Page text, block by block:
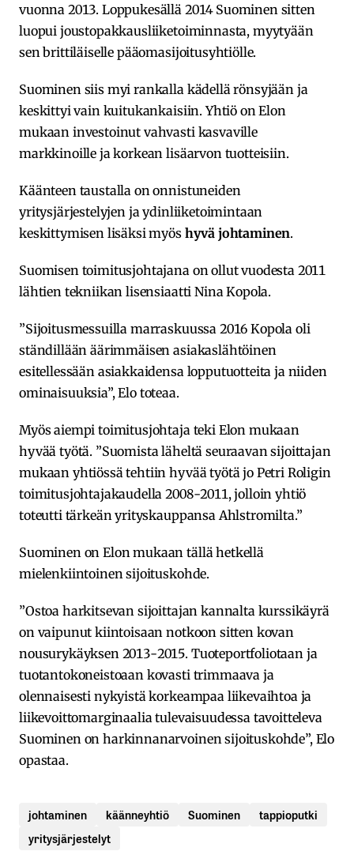
vuonna 2013. Loppukesällä 2014 Suominen sitten
luopui joustopakkausliiketoiminnasta, myytyään
sen brittiläiselle pääomasijoitusyhtiölle.
Suominen siis myi rankalla kädellä rönsyjään ja
keskittyi vain kuitukankaisiin. Yhtiö on Elon
mukaan investoinut vahvasti kasvaville
markkinoille ja korkean lisäarvon tuotteisiin.
Käänteen taustalla on onnistuneiden
yritysjärjestelyjen ja ydinliiketoimintaan
keskittymisen lisäksi myös hyvä johtaminen.
Suomisen toimitusjohtajana on ollut vuodesta 2011
lähtien tekniikan lisensiaatti Nina Kopola.
”Sijoitusmessuilla marraskuussa 2016 Kopola oli
ständillään äärimmäisen asiakaslähtöinen
esitellessään asiakkaidensa lopputuotteita ja niiden
ominaisuuksia”, Elo toteaa.
Myös aiempi toimitusjohtaja teki Elon mukaan
hyvää työtä. ”Suomista läheltä seuraavan sijoittajan
mukaan yhtiössä tehtiin hyvää työtä jo Petri Roligin
toimitusjohtajakaudella 2008-2011, jolloin yhtiö
toteutti tärkeän yrityskauppansa Ahlstromilta.”
Suominen on Elon mukaan tällä hetkellä
mielenkiintoinen sijoituskohde.
”Ostoa harkitsevan sijoittajan kannalta kurssikäyrä
on vaipunut kiintoisaan notkoon sitten kovan
nousurykäyksen 2013-2015. Tuoteportfoliotaan ja
tuotantokoneistoaan kovasti trimmaava ja
olennaisesti nykyistä korkeampaa liikevaihtoa ja
liikevoittomarginaalia tulevaisuudessa tavoitteleva
Suominen on harkinnanarvoinen sijoituskohde”, Elo
opastaa.
johtaminen käänneyhtiö Suominen
tappioputki
yritysjärjestelyt